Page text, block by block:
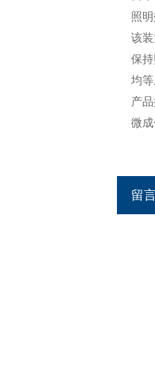
照
该
保
均
产
微
留